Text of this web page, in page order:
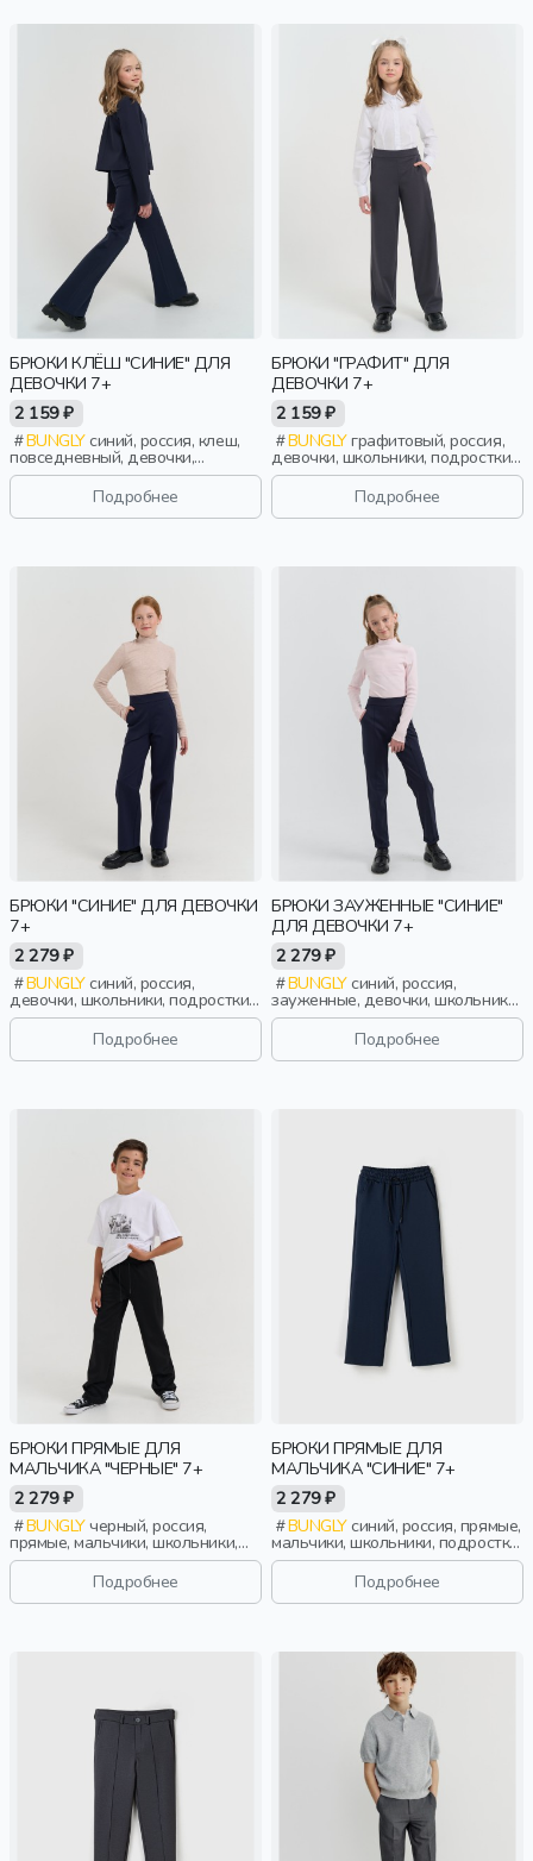
БРЮКИ КЛЁШ "СИНИЕ" ДЛЯ
ДЕВОЧКИ 7+
2 159 ₽
BUNGLYсиний, россия, клеш,
повседневный, девочки,
школьники, подростки, дети
Подробнее
БРЮКИ "ГРАФИТ" ДЛЯ
ДЕВОЧКИ 7+
2 159 ₽
BUNGLYграфитовый, россия,
девочки, школьники, подростки,
дети
Подробнее
БРЮКИ "СИНИЕ" ДЛЯ ДЕВОЧКИ
7+
2 279 ₽
BUNGLYсиний, россия,
девочки, школьники, подростки,
дети
Подробнее
БРЮКИ ЗАУЖЕННЫЕ "СИНИЕ"
ДЛЯ ДЕВОЧКИ 7+
2 279 ₽
BUNGLYсиний, россия,
зауженные, девочки, школьники,
подростки, дети
Подробнее
БРЮКИ ПРЯМЫЕ ДЛЯ
МАЛЬЧИКА "ЧЕРНЫЕ" 7+
2 279 ₽
BUNGLYчерный, россия,
прямые, мальчики, школьники,
подростки, дети
Подробнее
БРЮКИ ПРЯМЫЕ ДЛЯ
МАЛЬЧИКА "СИНИЕ" 7+
2 279 ₽
BUNGLYсиний, россия, прямые,
мальчики, школьники, подростки,
дети
Подробнее